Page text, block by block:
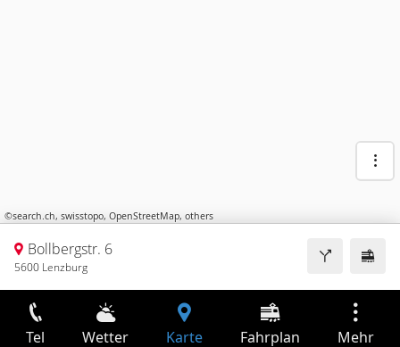
©search.ch, swisstopo, OpenStreetMap, others
Bollbergstr. 6
5600 Lenzburg
Tel Wetter Karte Fahrplan Mehr